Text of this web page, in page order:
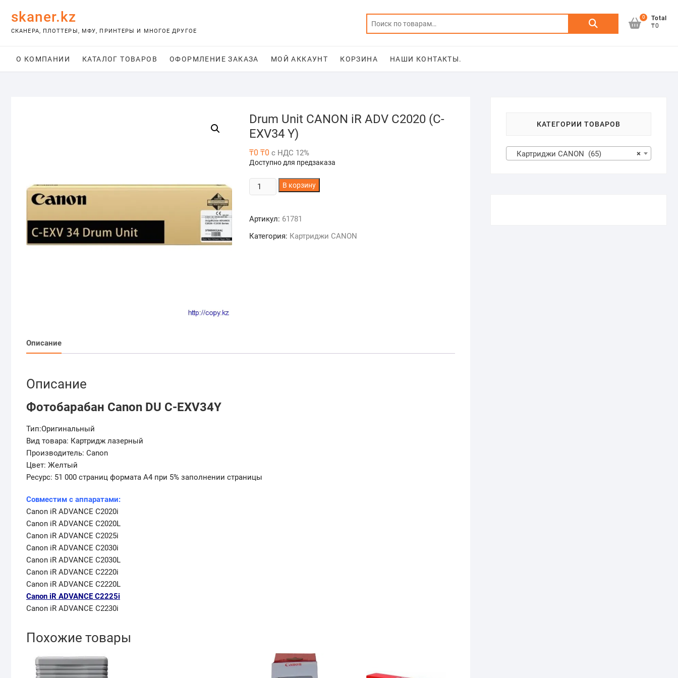
content
skaner.kz
СКАНЕРА, ПЛОТТЕРЫ, МФУ, ПРИНТЕРЫ И МНОГОЕ ДРУГОЕ
Искать: 0
Total
₸0
О КОМПАНИИ КАТАЛОГ ТОВАРОВ ОФОРМЛЕНИЕ ЗАКАЗА МОЙ АККАУНТ КОРЗИНА НАШИ КОНТАКТЫ.
Drum Unit CANON iR ADV C2020 (C-
EXV34 Y)
₸0 ₸0 с НДС 12%
Доступно для предзаказа
Количество
товара
Unit
CANON
В корзину
Артикул: 61781
Категория: Картриджи CANON
Описание
Описание
Фотобарабан Canon DU C-EXV34Y
Тип:Оригинальный
Вид товара: Картридж лазерный
Производитель: Canon
Цвет: Желтый
Ресурс: 51 000 страниц формата А4 при 5% заполнении страницы
Совместим с аппаратами:
Canon iR ADVANCE C2020i
Canon iR ADVANCE C2020L
Canon iR ADVANCE C2025i
Canon iR ADVANCE C2030i
Canon iR ADVANCE C2030L
Canon iR ADVANCE C2220i
Canon iR ADVANCE C2220L
Canon iR ADVANCE C2225i
Canon iR ADVANCE C2230i
Похожие товары
КАТЕГОРИИ ТОВАРОВ
×
Картриджи CANON (65)